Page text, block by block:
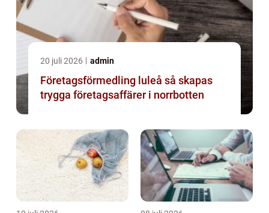
20 juli 2026 admin
Företagsförmedling luleå så skapas
trygga företagsaffärer i norrbotten